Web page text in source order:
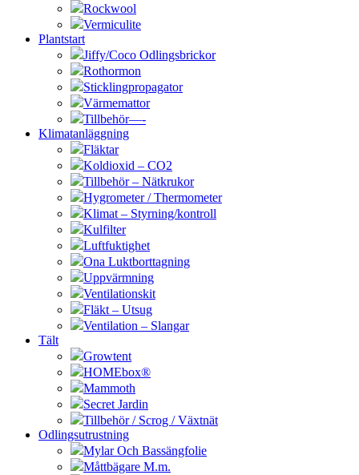
Rockwool
Vermiculite
Plantstart
Jiffy/Coco Odlingsbrickor
Rothormon
Sticklingpropagator
Värmemattor
Tillbehör—-
Klimatanläggning
Fläktar
Koldioxid – CO2
Tillbehör – Nätkrukor
Hygrometer / Thermometer
Klimat – Styrning/kontroll
Kulfilter
Luftfuktighet
Ona Luktborttagning
Uppvärmning
Ventilationskit
Fläkt – Utsug
Ventilation – Slangar
Tält
Growtent
HOMEbox®
Mammoth
Secret Jardin
Tillbehör / Scrog / Växtnät
Odlingsutrustning
Mylar Och Bassängfolie
Måttbägare M.m.